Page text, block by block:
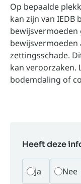
Op bepaalde
kan zijn van
bewijsvermoeden
bewijsvermoeden
zettingsschade.
kan veroorzaken.
bodemdaling of
Heeft deze
Ja Nee